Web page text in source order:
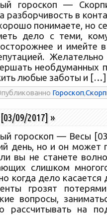
гороскоп —
разборчивость в
понимаете, но
дело с теми,
и имейте
необдуманных
любые заботы и […]
Гороскоп,
09/2017] »
гороскоп — Весы
день, но и он может
вы не станете
слишком
когда дело
грозят
вопросы,
рассчитывать на